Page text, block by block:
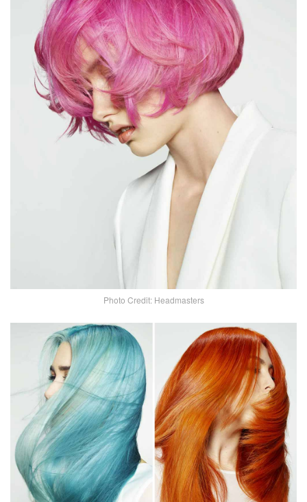
Photo Credit: Headmasters